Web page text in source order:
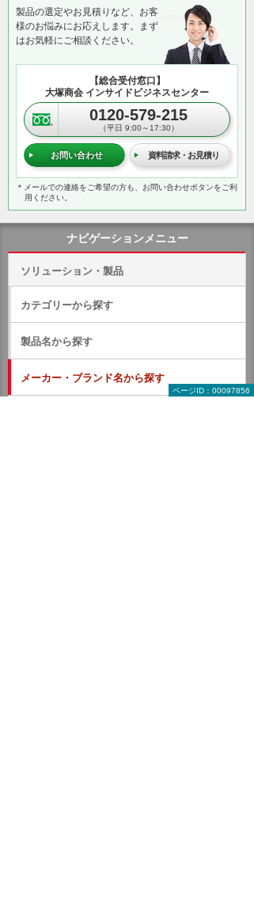
製品の選定やお見積りなど、お客
様のお悩みにお応えします。まず
はお気軽にご相談ください。
【総合受付窓口】
大塚商会 インサイドビジネスセンター
0120-579-215
（平日 9:00～17:30）
お問い合わせ 資料請求・お見積り
＊メールでの連絡をご希望の方も、お問い合わせボタンをご利
用ください。
ページID：00097856
ナビゲーションメニュー
ソリューション・製品
カテゴリーから探す
製品名から探す
メーカー・ブランド名から探す